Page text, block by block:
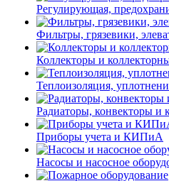
Регулирующая,
Фильтры, грязевики,
Коллекторы и
Теплоизоляция,
Радиаторы, конвекторы и
Приборы учета и КИПиА
Насосы и насосное